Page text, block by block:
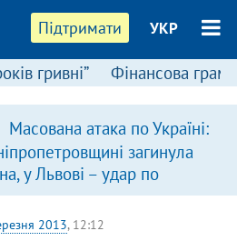
Підтримати УКР
гривні” Фінансова
Масована атака по Україні:
загинула
у Львові – удар по
2013, 12:12